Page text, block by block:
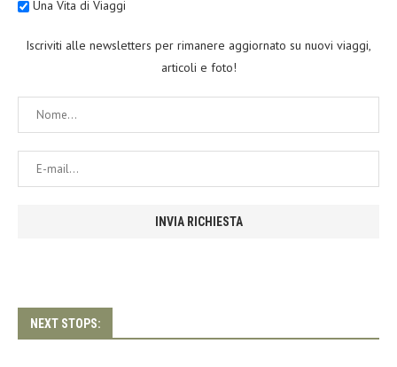
Una Vita di Viaggi
Iscriviti alle newsletters per rimanere aggiornato su nuovi viaggi,
articoli e foto!
NEXT STOPS: